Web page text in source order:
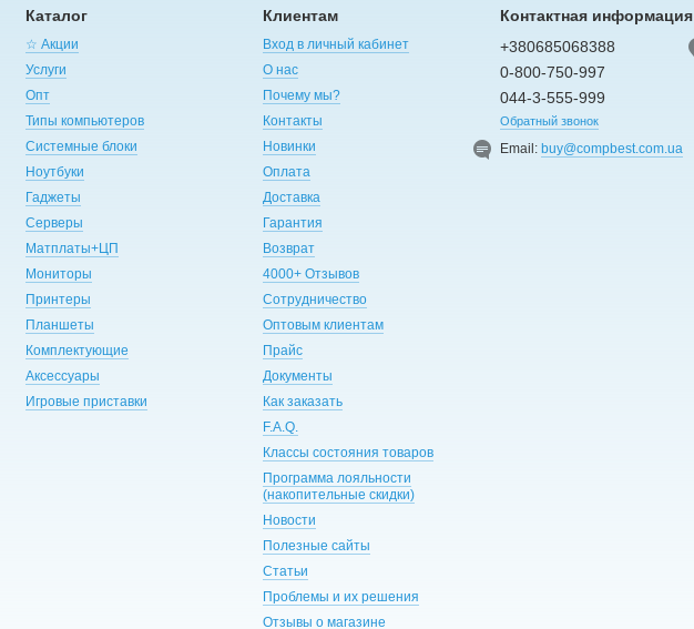
Каталог
☆ Акции
Услуги
Опт
Типы компьютеров
Системные блоки
Ноутбуки
Гаджеты
Серверы
Матплаты+ЦП
Мониторы
Принтеры
Планшеты
Комплектующие
Аксессуары
Игровые приставки
Клиентам
Вход в личный кабинет
О нас
Почему мы?
Контакты
Новинки
Оплата
Доставка
Гарантия
Возврат
4000+ Отзывов
Сотрудничество
Оптовым клиентам
Прайс
Документы
Как заказать
F.A.Q.
Классы состояния товаров
Программа лояльности
(накопительные скидки)
Новости
Полезные сайты
Статьи
Проблемы и их решения
Отзывы о магазине
Контактная информация
+380685068388
0-800-750-997
044-3-555-999
Обратный звонок
Email:buy@compbest.com.ua